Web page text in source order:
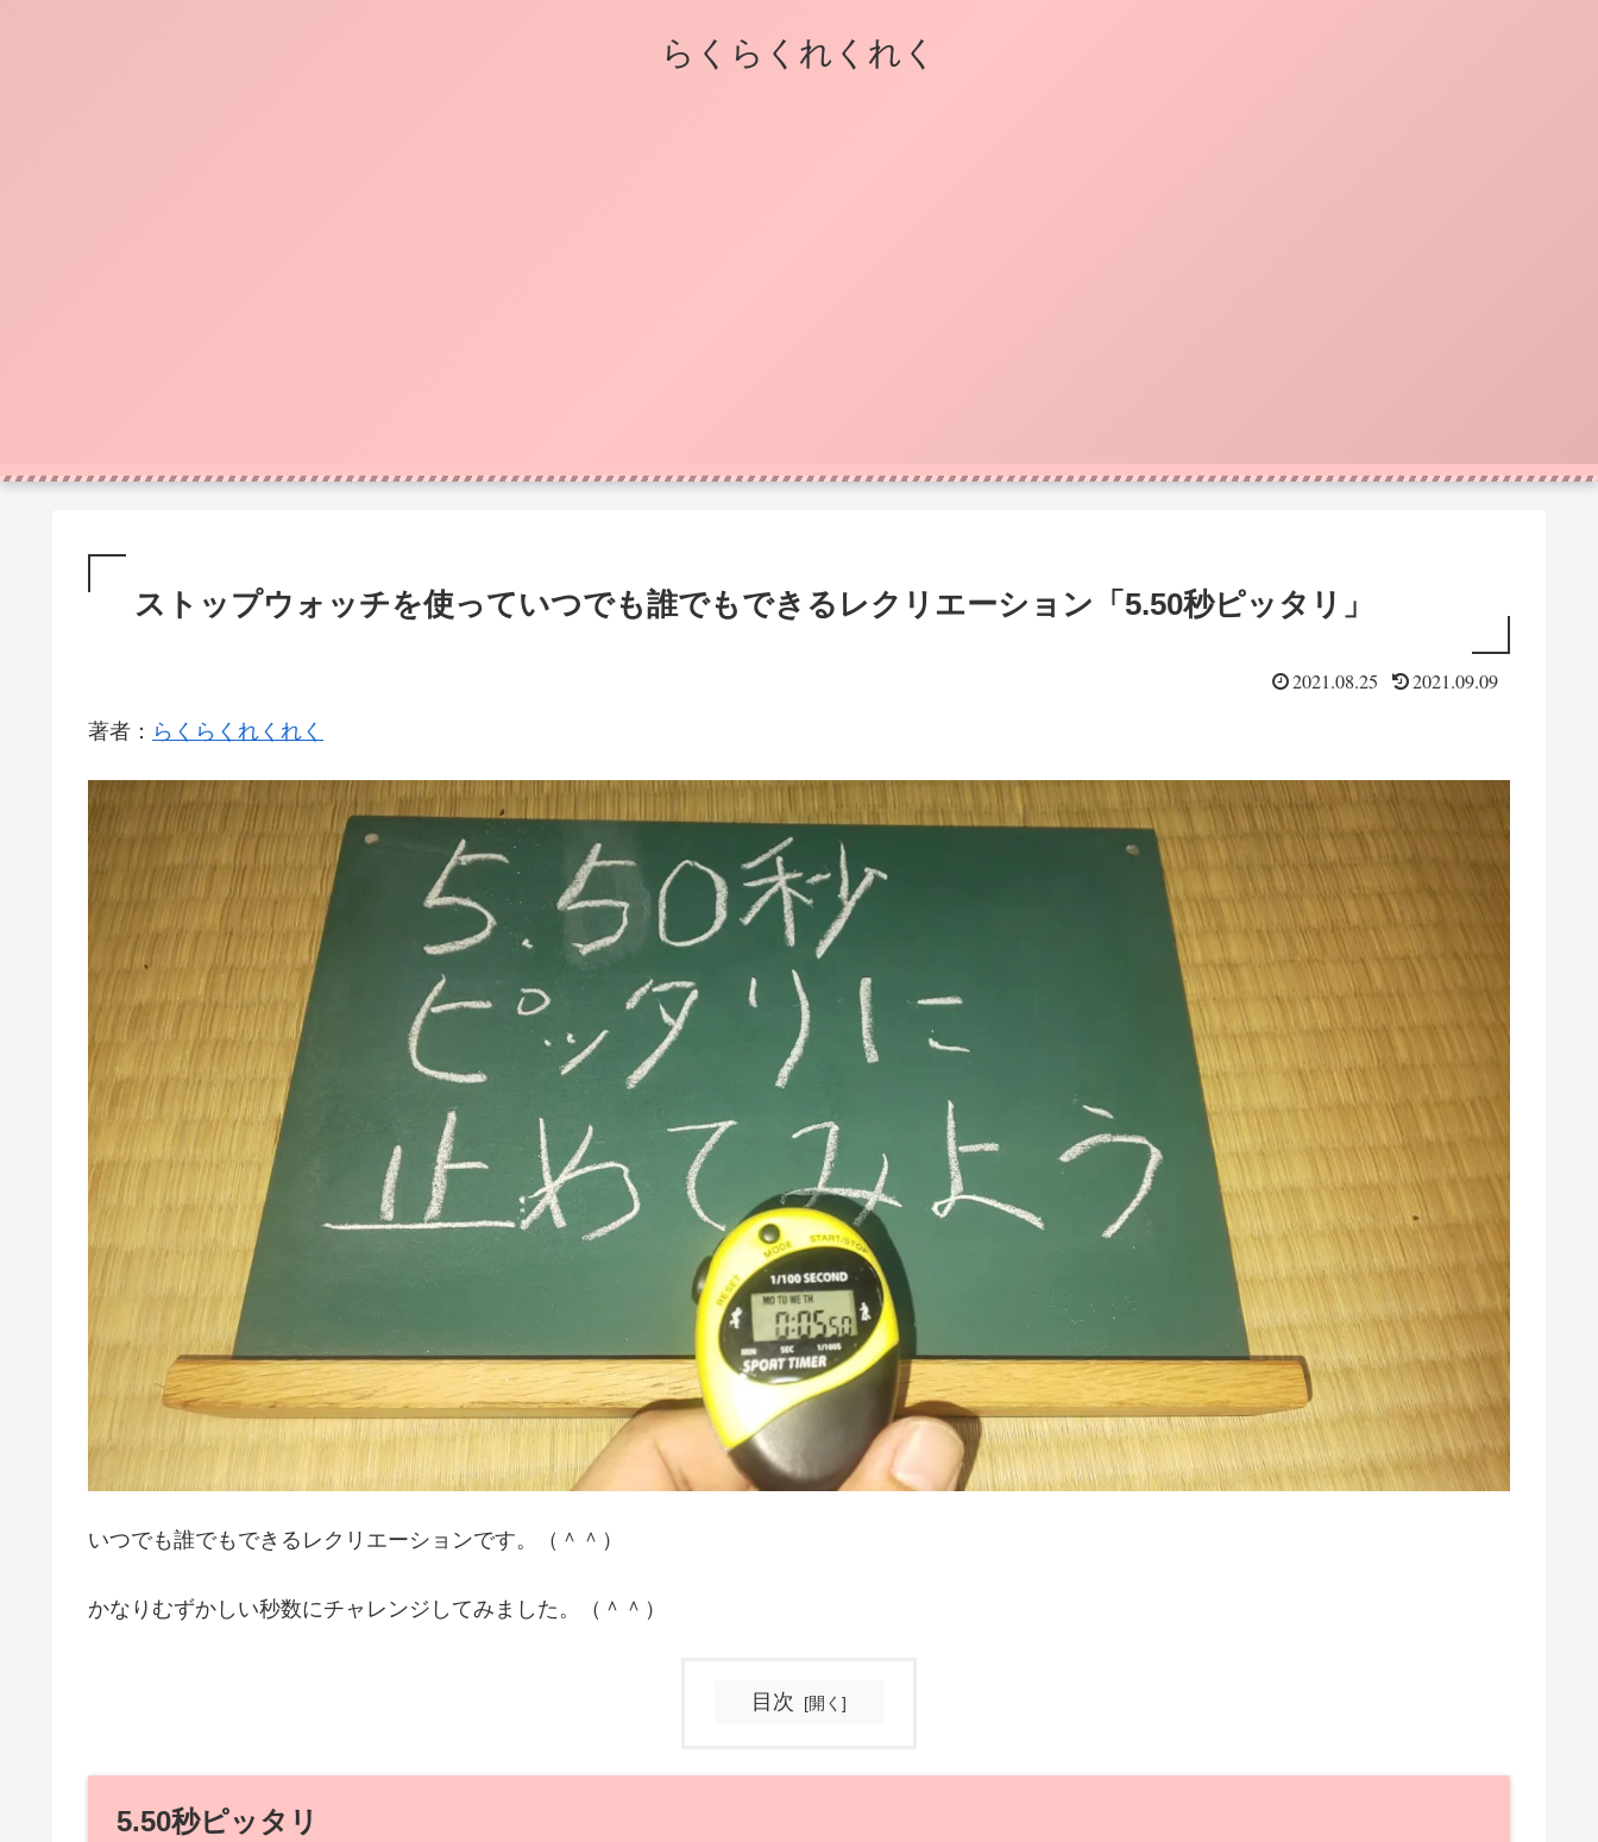
らくらくれくれく
ストップウォッチを使っていつでも誰でもできるレクリエーション「5.50秒ピッタリ」
2021.08.25 2021.09.09
著者： らくらくれくれく
いつでも誰でもできるレクリエーションです。（＾＾）
かなりむずかしい秒数にチャレンジしてみました。（＾＾）
目次
5.50秒ピッタリ